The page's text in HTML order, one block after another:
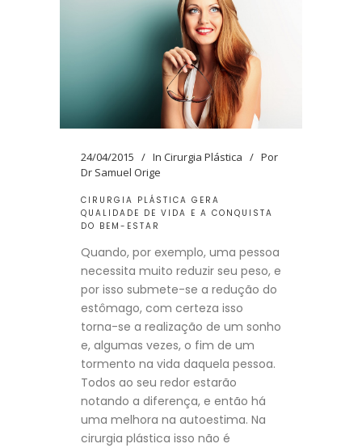
24/04/2015 In Cirurgia Plástica
Por
Dr Samuel Orige
CIRURGIA PLÁSTICA GERA
QUALIDADE DE VIDA E A CONQUISTA
DO BEM-ESTAR
Quando, por exemplo, uma pessoa
necessita muito reduzir seu peso, e
por isso submete-se a redução do
estômago, com certeza isso
torna-se a realização de um sonho
e, algumas vezes, o fim de um
tormento na vida daquela pessoa.
Todos ao seu redor estarão
notando a diferença, e então há
uma melhora na autoestima. Na
cirurgia plástica isso não é